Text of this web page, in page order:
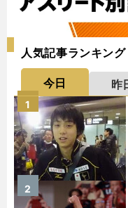
人気記事ランキング
今日 昨
1
2